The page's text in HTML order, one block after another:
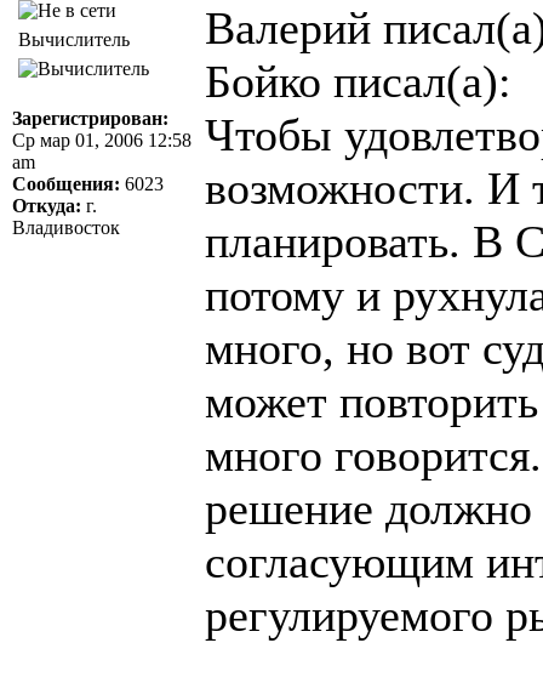
Вычислитель
Зарегистрирован:
Ср мар 01, 2006 12:58
am
Сообщения: 6023
Откуда: г.
Владивосток
Валерий
Бойко писал(а):
Чтобы
возможности. И
планировать. В
потому и
много, но вот
может
много
решение
согласующим
регулируемого